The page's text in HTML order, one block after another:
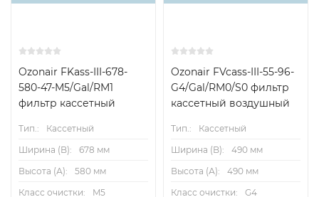
Ozonair FKass-III-678-
580-47-M5/Gal/RM1
фильтр кассетный
Тип.:
Кассетный
Ширина (B):
678 мм
Высота (А):
580 мм
Класс очистки:
M5
Ozonair FVcass-III-55-96-
G4/Gal/RM0/S0 фильтр
кассетный воздушный
Тип.:
Кассетный
Ширина (B):
490 мм
Высота (А):
490 мм
Класс очистки:
G4